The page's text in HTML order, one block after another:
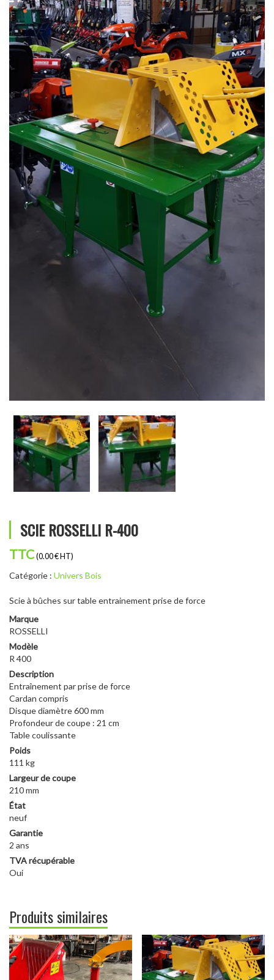
SCIE ROSSELLI R-400
TTC (0.00 € HT)
Catégorie : Univers Bois
Scie à bûches sur table entrainement prise de force
Marque
ROSSELLI
Modèle
R 400
Description
Entraînement par prise de force
Cardan compris
Disque diamètre 600 mm
Profondeur de coupe : 21 cm
Table coulissante
Poids
111 kg
Largeur de coupe
210 mm
État
neuf
Garantie
2 ans
TVA récupérable
Oui
Produits similaires